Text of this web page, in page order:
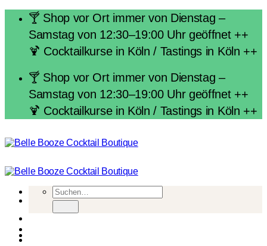
springen
🍸 Shop vor Ort immer von Dienstag –
Samstag von 12:30–19:00 Uhr geöffnet ++
🍹 Cocktailkurse in Köln / Tastings in Köln ++
🍸 Shop vor Ort immer von Dienstag –
Samstag von 12:30–19:00 Uhr geöffnet ++
🍹 Cocktailkurse in Köln / Tastings in Köln ++
Suchen
nach: